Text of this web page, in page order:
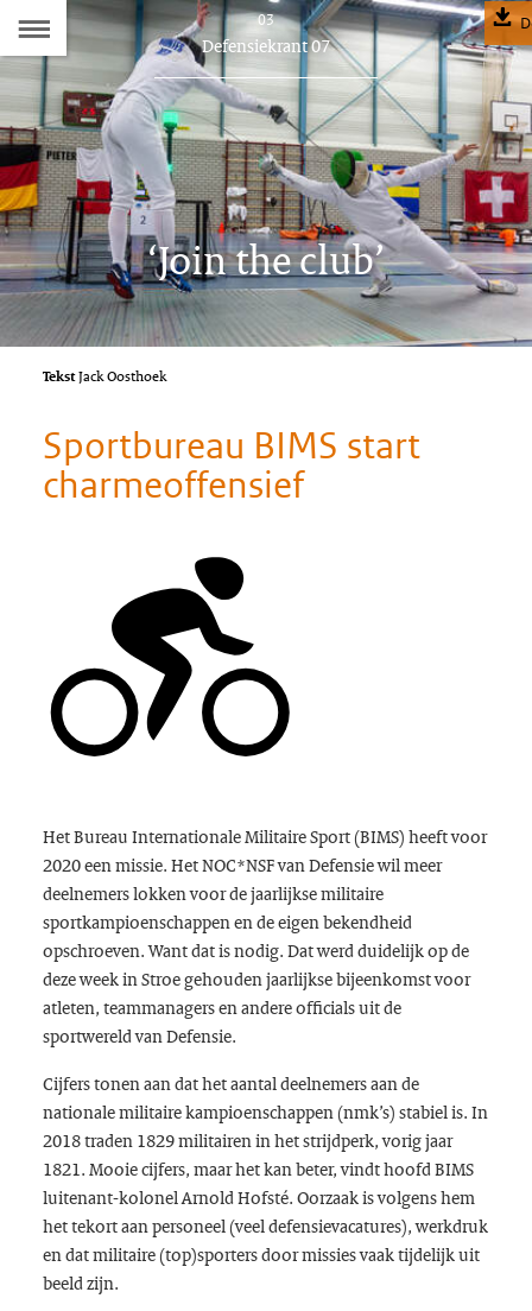
03
Dit
artikel
hoort
bij:
Defensiekrant 07
‘Join the club’
TekstJack Oosthoek
Sportbureau BIMS start
charmeoffensief
Het Bureau Internationale Militaire Sport (BIMS) heeft voor
2020 een missie. Het NOC*NSF van Defensie wil meer
deelnemers lokken voor de jaarlijkse militaire
sportkampioenschappen en de eigen bekendheid
opschroeven. Want dat is nodig. Dat werd duidelijk op de
deze week in Stroe gehouden jaarlijkse bijeenkomst voor
atleten, teammanagers en andere officials uit de
sportwereld van Defensie.
Cijfers tonen aan dat het aantal deelnemers aan de
nationale militaire kampioenschappen (nmk’s) stabiel is. In
2018 traden 1829 militairen in het strijdperk, vorig jaar
1821. Mooie cijfers, maar het kan beter, vindt hoofd BIMS
luitenant-kolonel Arnold Hofsté. Oorzaak is volgens hem
het tekort aan personeel (veel defensievacatures), werkdruk
en dat militaire (top)sporters door missies vaak tijdelijk uit
beeld zijn.
Naar
de
Inhoudsopgave